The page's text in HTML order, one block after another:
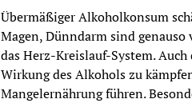
Übermäßiger Alkoholkonsum
Magen, Dünndarm sind
das Herz-Kreislauf-System.
Wirkung des Alkohols zu
Mangelernährung führen.